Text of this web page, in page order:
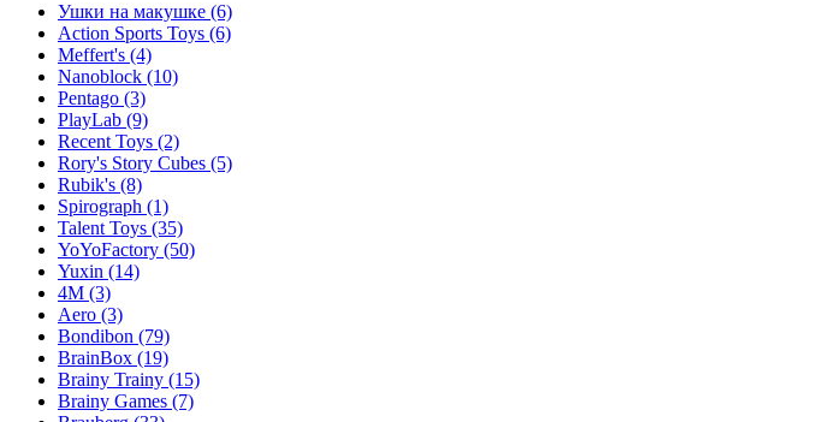
Ушки на макушке (6)
Action Sports Toys (6)
Meffert's (4)
Nanoblock (10)
Pentago (3)
PlayLab (9)
Recent Toys (2)
Rory's Story Cubes (5)
Rubik's (8)
Spirograph (1)
Talent Toys (35)
YoYoFactory (50)
Yuxin (14)
4M (3)
Aero (3)
Bondibon (79)
BrainBox (19)
Brainy Trainy (15)
Brainy Games (7)